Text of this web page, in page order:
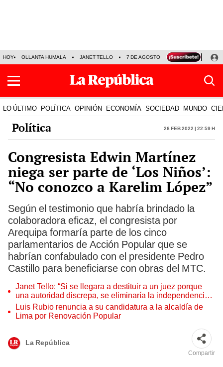
HOY OLLANTA HUMALA JANET TELLO 7 DE AGOSTO TINKA RESULTADOS
LO ÚLTIMO POLÍTICA OPINIÓN ECONOMÍA SOCIEDAD MUNDO
Política 26 Feb 2022 | 22:59 h
Congresista Edwin Martínez
niega ser parte de ‘Los Niños’:
“No conozco a Karelim López”
Según el testimonio que habría brindado la
colaboradora eficaz, el congresista por
Arequipa formaría parte de los cinco
parlamentarios de Acción Popular que se
habrían confabulado con el presidente Pedro
Castillo para beneficiarse con obras del MTC.
Janet Tello: “Si se llegara a destituir a un juez porque
una autoridad discrepa, se eliminaría la independencia
judicial”
Luis Rubio renuncia a su candidatura a la alcaldía de
Lima por Renovación Popular
La República
Compartir